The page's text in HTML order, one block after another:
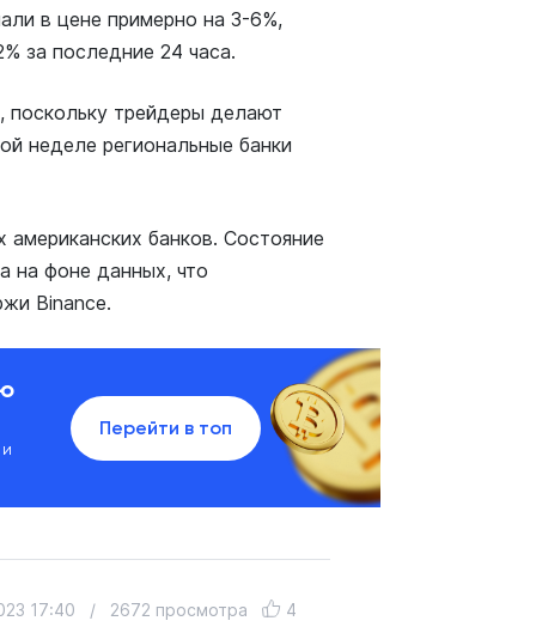
в цене примерно на 3-6%,
за последние 24 часа.
поскольку трейдеры делают
неделе региональные банки
банков. Состояние
на фоне данных, что
Binance.
Перейти в топ
17:40 / 2672 просмотра 4